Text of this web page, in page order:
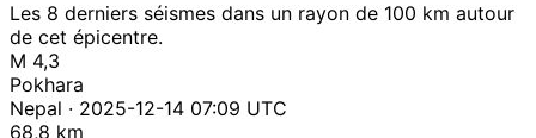
Les 8 derniers séismes dans un rayon de 100 km autour
de cet épicentre.
M 4,3
Pokhara
Nepal · 2025-12-14 07:09 UTC
68,8 km